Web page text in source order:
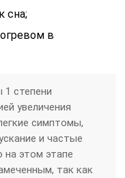
сна;
в
степени
увеличения
симптомы,
и частые
этом этапе
так как